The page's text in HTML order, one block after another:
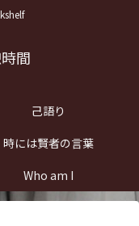
間
己語り
時には賢者の言葉
Who am I